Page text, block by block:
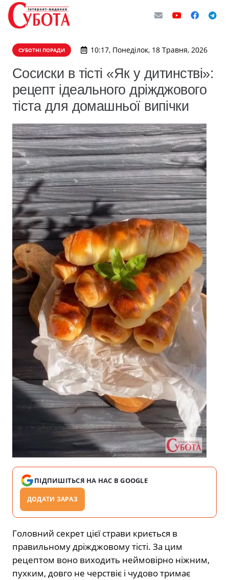
СУБОТНІ ПОРАДИ 10:17, Понеділок, 18 Травня, 2026
Сосиски в тісті «Як у дитинстві»:
рецепт ідеального дріжджового
тіста для домашньої випічки
ПІДПИШІТЬСЯ НА НАС В GOOGLE
ДОДАТИ ЗАРАЗ
Головний секрет цієї страви криється в
правильному дріжджовому тісті. За цим
рецептом воно виходить неймовірно ніжним,
пухким, довго не черствіє і чудово тримає